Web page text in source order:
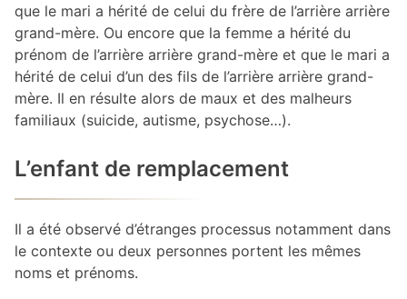
que le mari a hérité de celui du frère de l’arrière arrière
grand-mère. Ou encore que la femme a hérité du
prénom de l’arrière arrière grand-mère et que le mari a
hérité de celui d’un des fils de l’arrière arrière grand-
mère. Il en résulte alors de maux et des malheurs
familiaux (suicide, autisme, psychose…).
L’enfant de remplacement
Il a été observé d’étranges processus notamment dans
le contexte ou deux personnes portent les mêmes
noms et prénoms.